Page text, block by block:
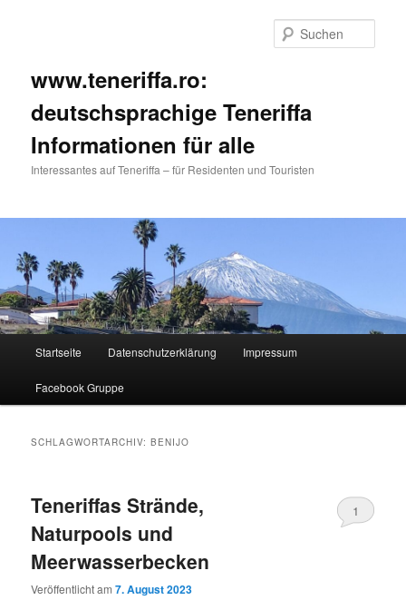
www.teneriffa.ro:
deutschsprachige Teneriffa
Informationen für alle
Interessantes auf Teneriffa – für Residenten und Touristen
Zum
primären
Zum
sekundären
Startseite Datenschutzerklärung Impressum
Facebook Gruppe
SCHLAGWORTARCHIV:BENIJO
Teneriffas Strände,
Naturpools und
Meerwasserbecken
Veröffentlicht am7. August 2023
1